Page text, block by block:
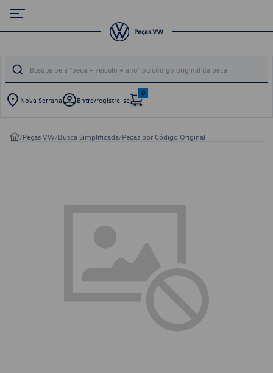
Nova Serrana Entre/registre-se
0
/Peças VW/Busca Simplificada/Peças por Código Original